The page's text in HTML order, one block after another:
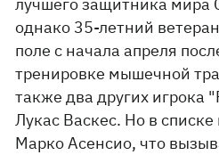
однако 35-летний
поле с начала апреля
тренировке мышечной
также два других игрока
Лукас Васкес. Но в
Марко Асенсио, что